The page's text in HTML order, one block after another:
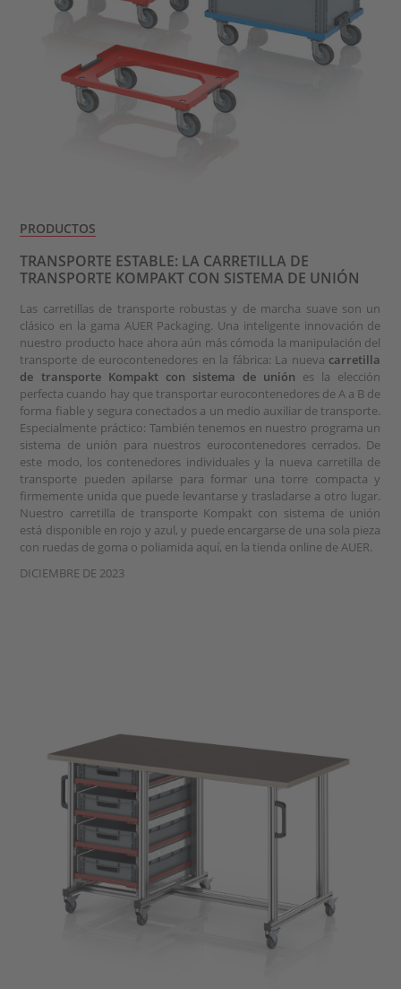
PRODUCTOS
TRANSPORTE ESTABLE: LA CARRETILLA DE
TRANSPORTE KOMPAKT CON SISTEMA DE UNIÓN
Las carretillas de transporte robustas y de marcha suave son un
clásico en la gama AUER Packaging. Una inteligente innovación de
nuestro producto hace ahora aún más cómoda la manipulación del
transporte de eurocontenedores en la fábrica: La nueva carretilla
de transporte Kompakt con sistema de unión es la elección
perfecta cuando hay que transportar eurocontenedores de A a B de
forma fiable y segura conectados a un medio auxiliar de transporte.
Especialmente práctico: También tenemos en nuestro programa un
sistema de unión para nuestros eurocontenedores cerrados. De
este modo, los contenedores individuales y la nueva carretilla de
transporte pueden apilarse para formar una torre compacta y
firmemente unida que puede levantarse y trasladarse a otro lugar.
Nuestro carretilla de transporte Kompakt con sistema de unión
está disponible en rojo y azul, y puede encargarse de una sola pieza
con ruedas de goma o poliamida aquí, en la tienda online de AUER.
DICIEMBRE DE 2023